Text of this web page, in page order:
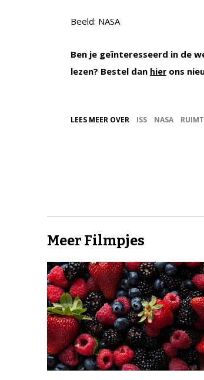
Beeld: NASA
Ben je geïnteresseerd in de
lezen? Bestel dan hier ons
LEES MEER OVER ISS NASA
Meer Filmpjes